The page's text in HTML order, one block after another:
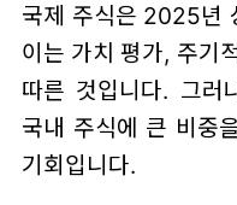
국제 주식은 2025년
이는 가치 평가, 주기
따른 것입니다. 그러
국내 주식에 큰 비중
기회입니다.